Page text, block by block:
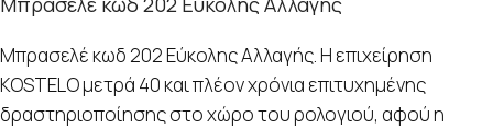
Μπρασελέ κωδ 202 Εύκολης Αλλαγής. Η επιχείρηση
KOSTELO μετρά 40 και πλέον χρόνια επιτυχημένης
δραστηριοποίησης στο χώρο του ρολογιού, αφού η